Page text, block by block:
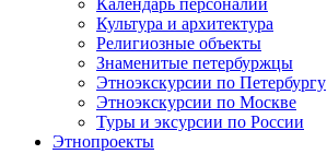
Календарь персоналий
Культура и архитектура
Религиозные объекты
Знаменитые петербуржцы
Этноэкскурсии по Петербургу
Этноэкскурсии по Москве
Туры и эксурсии по России
Этнопроекты